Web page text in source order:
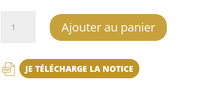
Gemini
Ajouter au panier
JE TÉLÉCHARGE LA NOTICE